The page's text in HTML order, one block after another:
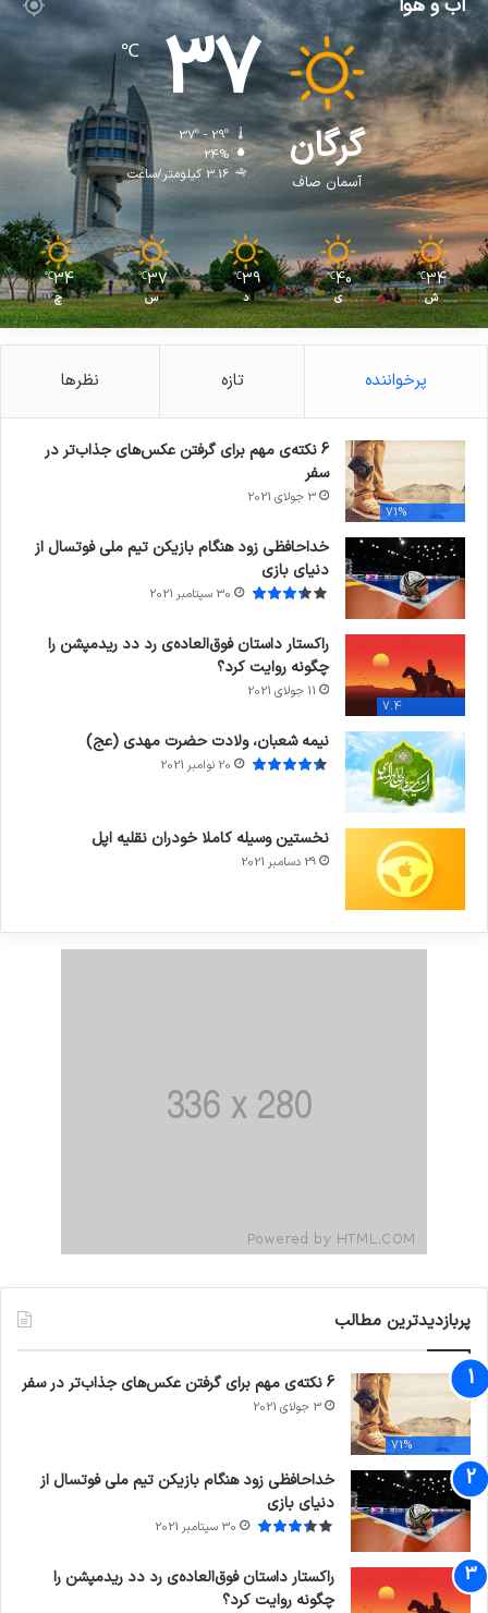
گرگان
آسمان صاف
37
℃
37º - 29º
24%
3.16 کیلومتر/ساعت
34
℃
ش
40
℃
ی
39
℃
د
37
℃
س
34
℃
چ
پرخواننده تازه نظرها
71%
6 نکته‌ی مهم برای گرفتن عکس‌های جذاب‌تر در
سفر
3 جولای 2021
خداحافظی زود هنگام بازیکن تیم ملی فوتسال از
دنیای بازی
30 سپتامبر 2021
7.4
راکستار داستان فوق‌العاده‌ی رد دد ریدمپشن را
چگونه روایت کرد؟
11 جولای 2021
نیمه شعبان، ولادت حضرت مهدی (عج)
20 نوامبر 2021
نخستین وسیله کاملا خودران نقلیه اپل
29 دسامبر 2021
پربازدیدترین مطالب
71%
6 نکته‌ی مهم برای گرفتن عکس‌های جذاب‌تر در سفر
3 جولای 2021
خداحافظی زود هنگام بازیکن تیم ملی فوتسال از
دنیای بازی
30 سپتامبر 2021
راکستار داستان فوق‌العاده‌ی رد دد ریدمپشن را
چگونه روایت کرد؟